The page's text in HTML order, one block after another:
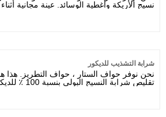
نسيج الأريكة وأغطية الوسائد. عينة مجانية أثناء
شرابة التشذيب للديكور
نحن نوفر حواف الستار ، حواف التطريز. هذا هو
تقليص شرابة النسيج البولي بنسبة 100 ٪ للديكور.